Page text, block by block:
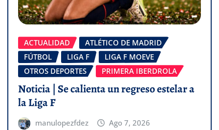
ACTUALIDAD
ATLÉTICO DE MADRID
FÚTBOL
LIGA F
LIGA F MOEVE
OTROS DEPORTES
PRIMERA IBERDROLA
Noticia | Se calienta un regreso estelar a
la Liga F
manulopezfdez Ago 7, 2026